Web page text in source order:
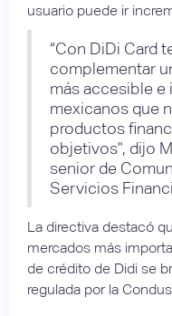
usuario puede ir
“Con DiDi Card
complementar
más accesible e
mexicanos que
productos
objetivos", dijo
senior de
Servicios
La directiva destacó
mercados más
de crédito de Didi se
regulada por la